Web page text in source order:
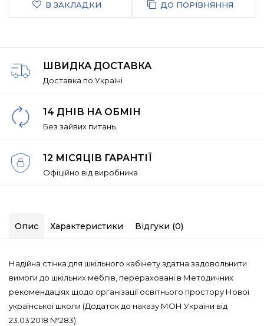
В ЗАКЛАДКИ ДО ПОРІВНЯННЯ
ШВИДКА ДОСТАВКА
Доставка по Україні
14 ДНІВ НА ОБМІН
Без зайвих питань.
12 МІСЯЦІВ ГАРАНТІЇ
Офіційно від виробника
Опис Характеристики Відгуки (0)
Надійна стінка для шкільного кабінету здатна задовольнити
вимоги до шкільних меблів, перераховані в Методичних
рекомендаціях щодо організації освітнього простору Нової
української школи (Додаток до наказу МОН України від
23.03.2018 №283).